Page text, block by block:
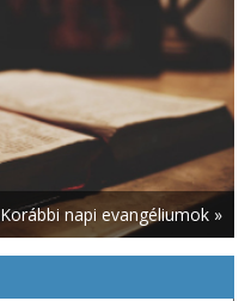
Korábbi napi evangéliumok »